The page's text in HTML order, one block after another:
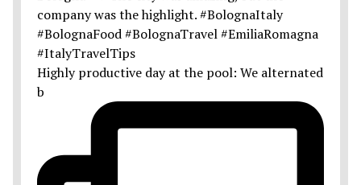
Highly productive day at the pool: We alternated
b